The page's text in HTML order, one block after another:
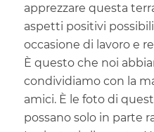
apprezzare questa
aspetti positivi
occasione di lavoro e
È questo che noi
condividiamo con la
amici. È le foto di
possano solo in parte